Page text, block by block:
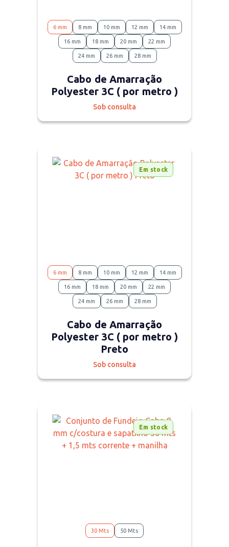
6 mm 8 mm 10 mm 12 mm 14 mm
16 mm 18 mm 20 mm 22 mm
24 mm 26 mm 28 mm
Cabo de Amarração
Polyester 3C ( por metro )
Sob consulta
Em stock
6 mm 8 mm 10 mm 12 mm 14 mm
16 mm 18 mm 20 mm 22 mm
24 mm 26 mm 28 mm
Cabo de Amarração
Polyester 3C ( por metro )
Preto
Sob consulta
Em stock
30 Mts 50 Mts